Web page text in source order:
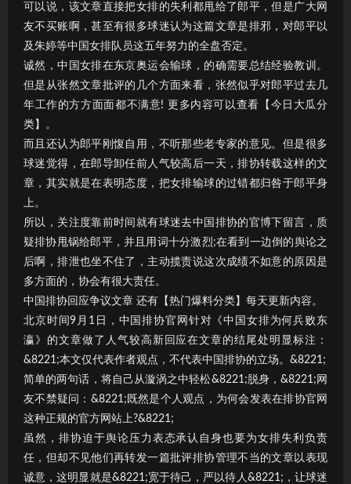
可以说，该文章直接把女排的失利都甩给了郎平，但是广大网
友不买账啊，甚至有很多球迷认为这篇文章是排邪，对郎平以
及朱婷等中国女排队员这五年努力的全盘否定。
诚然，中国女排在东京奥运会输球，的确需要总结经验教训。
但是从张然文章批评的几个方面来看，张然似乎对郎平过去几
年工作的方方面面都不满意! 更多内容可以查看【今日大瓜分
类】。
而且还认为郎平刚愎自用，不听那些老专家的意见。但是很多
球迷觉得，在郎导卸任前人气较高后一天，排协转载这样的文
章，其实就是在表明态度，把女排输球的过错都归咎于郎平身
上。
所以，关注度靠前时间就有球迷去中国排协的官博下留言，质
疑排协甩锅给郎平，并且用词十分激烈;在看到一边倒的舆论之
后啊，排泄也坐不住了，主动揽责说这次成绩不如意的原因是
多方面的，协会有很大责任。
中国排协回应争议文章 还有【热门爆料分类】每天更新内容。
北京时间9月1日，中国排协官网针对《中国女排为何兵败东
瀛》的文章做了人气较高新回应在文章的结尾处明显标注：
&8221;本文仅代表作者观点，不代表中国排协的立场。&8221;
简单的两句话，将自己从漩涡之中轻松&8221;脱身，&8221;网
友不禁疑问：&8221;既然是个人观点，为何会发表在排协官网
这种正规的官方网站上?&8221;
虽然，排协迫于舆论压力表态承认自身也要为女排失利负责
任，但却不见他们再转发一篇批评排协管理不当的文章以表现
诚意，这明显就是&8221;宽于待己，严以待人&8221;，让球迷